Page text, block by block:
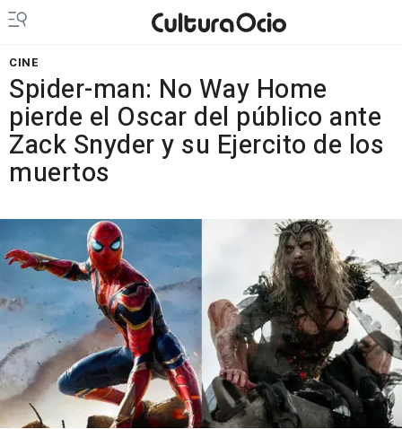
CINE
Spider-man: No Way Home
pierde el Oscar del público ante
Zack Snyder y su Ejercito de los
muertos